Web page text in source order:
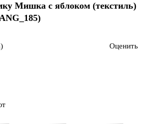
Мишка с яблоком (текстиль)
Оценить